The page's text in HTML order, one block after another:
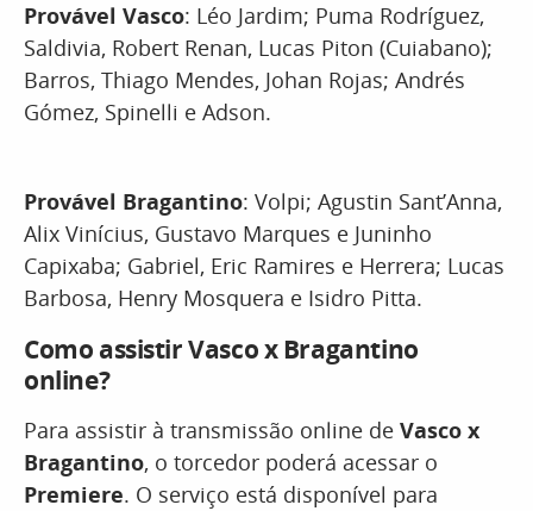
Provável Vasco: Léo Jardim; Puma Rodríguez,
Saldivia, Robert Renan, Lucas Piton (Cuiabano);
Barros, Thiago Mendes, Johan Rojas; Andrés
Gómez, Spinelli e Adson.
Provável Bragantino: Volpi; Agustin Sant’Anna,
Alix Vinícius, Gustavo Marques e Juninho
Capixaba; Gabriel, Eric Ramires e Herrera; Lucas
Barbosa, Henry Mosquera e Isidro Pitta.
Como assistir Vasco x Bragantino
online?
Para assistir à transmissão online de Vasco x
Bragantino, o torcedor poderá acessar o
Premiere. O serviço está disponível para